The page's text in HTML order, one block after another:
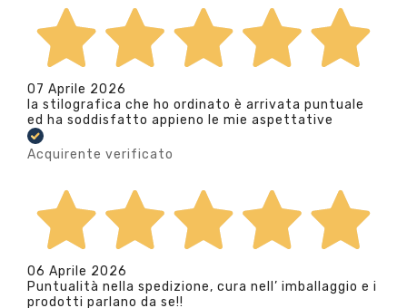
07 Aprile 2026
la stilografica che ho ordinato è arrivata puntuale
ed ha soddisfatto appieno le mie aspettative
Acquirente verificato
06 Aprile 2026
Puntualità nella spedizione, cura nell’ imballaggio e i
prodotti parlano da se!!